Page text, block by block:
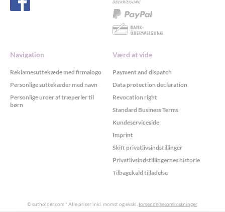
Navigation
Reklamesuttekæde med firmalogo
Personlige suttekæder med navn
Personlige uroer af træperler til
børn
Værd at vide
Payment and dispatch
Data protection declaration
Revocation right
Standard Business Terms
Kundeserviceside
Imprint
Skift privatlivsindstillinger
Privatlivsindstillingernes historie
Tilbagekald tilladelse
© sutholder.com * Alle priser inkl. momst og ekskl.forsendelsesomkostninger.